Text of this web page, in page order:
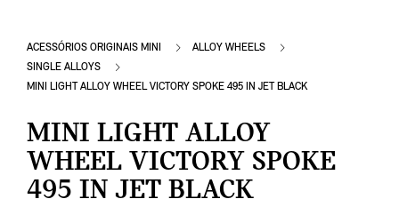
ACESSÓRIOS ORIGINAIS MINI
ALLOY WHEELS
SINGLE ALLOYS
MINI LIGHT ALLOY WHEEL VICTORY SPOKE 495 IN JET BLACK
MINI LIGHT ALLOY
WHEEL VICTORY SPOKE
495 IN JET BLACK